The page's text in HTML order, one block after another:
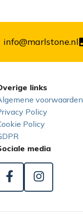
info@marlstone.nl
links
voorwaarden
Policy
Policy
media